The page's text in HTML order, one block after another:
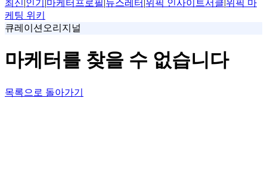
최신|인기 |마케터프로필|뉴스레터 |위픽 인사이트서클|위픽 마
케팅 위키
큐레이션 오리지널
마케터를 찾을 수 없습니다
목록으로 돌아가기